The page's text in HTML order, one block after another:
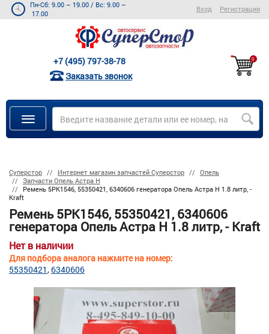
Пн-Сб: 9.00 – 19.00 / Вс: 9.00 –
17.00
Вход Регистрация
+7 (495) 797-38-78
Заказать звонок
0
Суперстор Интернет магазин запчастей Суперстор
Опель
Запчасти Опель Астра Н
Ремень 5PK1546, 55350421, 6340606 генератора Опель Астра H 1.8 литр, -
Kraft
Ремень 5PK1546, 55350421, 6340606
генератора Опель Астра H 1.8 литр, - Kraft
Нет в наличии
Для подбора аналога нажмите на номер:
55350421 6340606